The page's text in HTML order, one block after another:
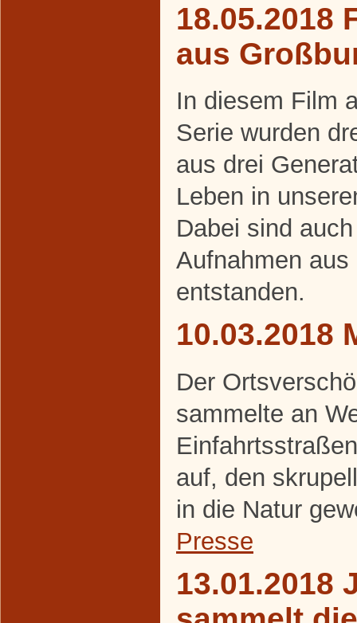
18.05.2018
aus
In diesem Film
Serie wurden
aus drei
Leben in
Dabei sind
Aufnahmen
entstanden.
10.03.2018
Der
sammelte an
auf, den
in die Natur
Presse
13.01.2018